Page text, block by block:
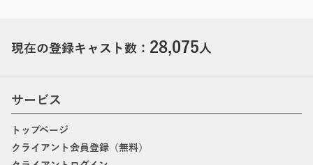
現在の登録キャスト数： 28,075人
サービス
トップページ
クライアント会員登録（無料）